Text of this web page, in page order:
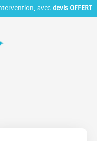
avec devis OFFERT